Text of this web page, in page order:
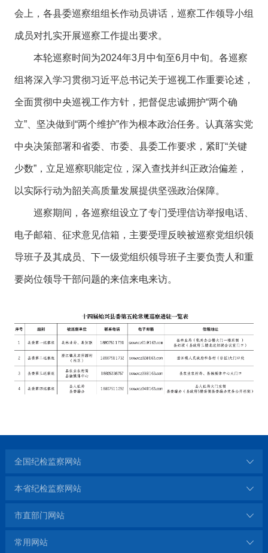
会上，各县委巡察组组长作动员讲话，巡察工作领导小组
成员对扎实开展巡察工作提出要求。
本轮巡察时间为2024年3月中旬至6月中旬。各巡察
组将深入学习贯彻习近平总书记关于巡视工作重要论述，
全面贯彻中央巡视工作方针，把督促忠诚拥护“两个确
立”、坚决做到“两个维护”作为根本政治任务。认真落实党
中央决策部署和省委、市委、县委工作要求，紧盯“关键
少数”，立足巡察职能定位，深入查找并纠正政治偏差，
以实际行动为韶关高质量发展提供坚强政治保障。
巡察期间，各巡察组设立了专门受理信访举报电话、
电子邮箱、征求意见信箱，主要受理反映被巡察党组织领
导班子及其成员、下一级党组织领导班子主要负责人和重
要岗位领导干部问题的来信来电来访。
全国纪检监察网站
本省纪检监察网站
市直部门网站
常用网站